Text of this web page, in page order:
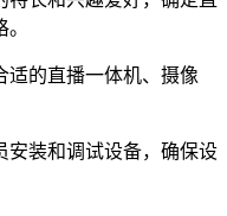
适的直播一体机、摄像
安装和调试设备，确保设